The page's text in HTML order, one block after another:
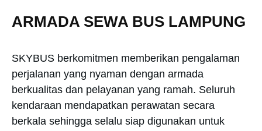
ARMADA SEWA BUS LAMPUNG
SKYBUS berkomitmen memberikan pengalaman
perjalanan yang nyaman dengan armada
berkualitas dan pelayanan yang ramah. Seluruh
kendaraan mendapatkan perawatan secara
berkala sehingga selalu siap digunakan untuk